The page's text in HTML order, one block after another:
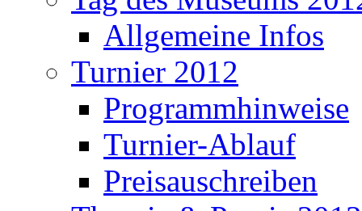
Allgemeine Infos
Turnier 2012
Programmhinweise
Turnier-Ablauf
Preisauschreiben